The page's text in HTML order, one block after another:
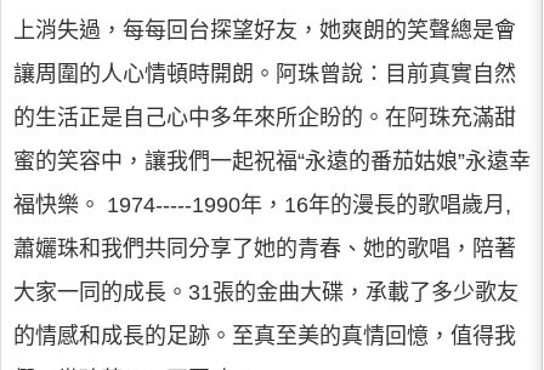
上消失過，每每回台探望好友，她爽朗的笑聲總是會
讓周圍的人心情頓時開朗。阿珠曾說：目前真實自然
的生活正是自己心中多年來所企盼的。在阿珠充滿甜
蜜的笑容中，讓我們一起祝福“永遠的番茄姑娘”永遠幸
福快樂。 1974-----1990年，16年的漫長的歌唱歲月,
蕭孋珠和我們共同分享了她的青春、她的歌唱，陪著
大家一同的成長。31張的金曲大碟，承載了多少歌友
的情感和成長的足跡。至真至美的真情回憶，值得我